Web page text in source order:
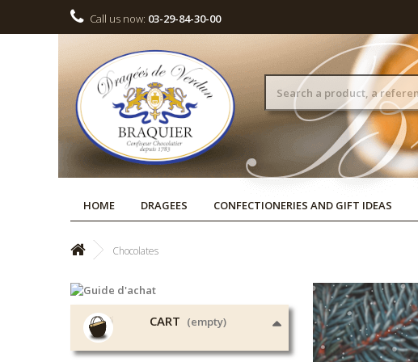
Call us now: 03-29-84-30-00
HOME DRAGEES CONFECTIONERIES AND GIFT IDEAS
Chocolates
CART (empty)